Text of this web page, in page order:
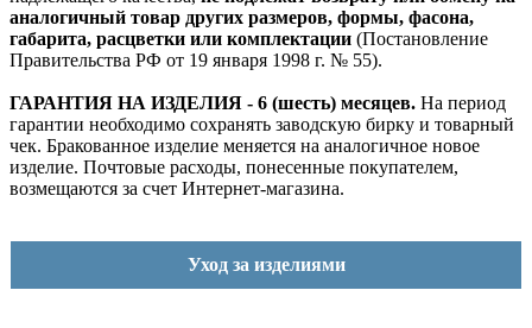
аналогичный товар других размеров, формы, фасона,
габарита, расцветки или комплектации (Постановление
Правительства РФ от 19 января 1998 г. № 55).
ГАРАНТИЯ НА ИЗДЕЛИЯ - 6 (шесть) месяцев. На период
гарантии необходимо сохранять заводскую бирку и товарный
чек. Бракованное изделие меняется на аналогичное новое
изделие. Почтовые расходы, понесенные покупателем,
возмещаются за счет Интернет-магазина.
Уход за изделиями